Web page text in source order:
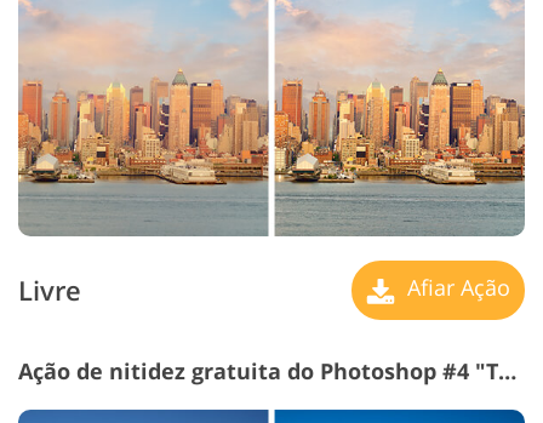
Livre Afiar Ação
Ação de nitidez gratuita do Photoshop #4 "Tranquility"